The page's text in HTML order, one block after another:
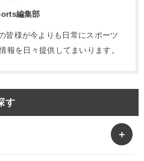
編集部
皆様が今よりも日常にスポーツ
報を日々提供してまいります。
す